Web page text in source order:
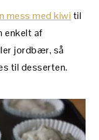
mess med kiwi til
enkelt af
jordbær, så
til desserten.